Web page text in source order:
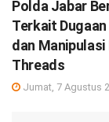
Polda Jabar
Terkait
dan
Threads
Jumat, 7 Agustus